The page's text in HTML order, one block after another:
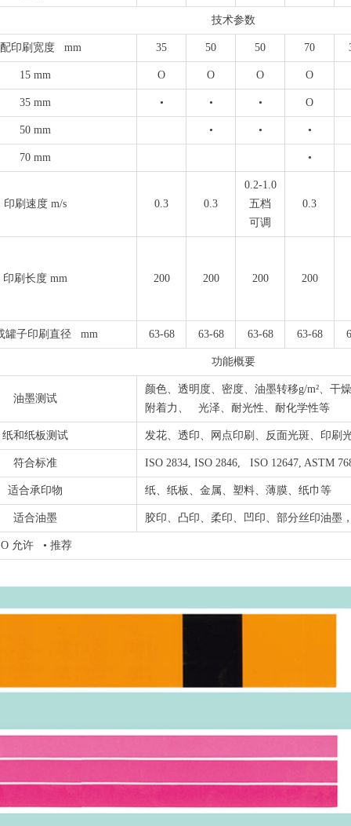
技术参数
印刷宽度 mm 35 50 50 70
15 mm O O O O
35 mm • • • O
50 mm • • •
70 mm •
印刷速度 m/s 0.3 0.3
0.2-1.0
五档
可调
0.3
印刷长度 mm 200 200 200 200
罐子印刷直径 mm 63-68 63-68 63-68 63-68
功能概要
油墨测试
颜色、透明度、密度、油墨转移g/m²、干
附着力、 光泽、耐光性、耐化学性等
纸和纸板测试 发花、透印、网点印刷、反面光斑、印刷
符合标准 ISO 2834, ISO 2846, ISO 12647, ASTM
适合承印物 纸、纸板、金属、塑料、薄膜、纸巾等
适合油墨 胶印、凸印、柔印、凹印、部分丝印油墨
• 推荐